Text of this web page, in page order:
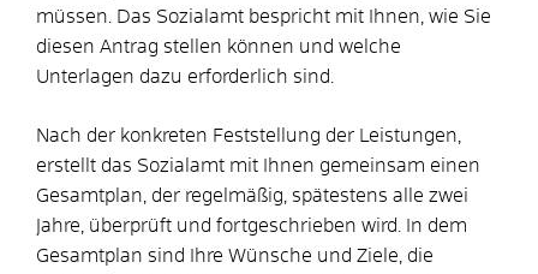
müssen. Das Sozialamt bespricht mit Ihnen, wie Sie
diesen Antrag stellen können und welche
Unterlagen dazu erforderlich sind.
Nach der konkreten Feststellung der Leistungen,
erstellt das Sozialamt mit Ihnen gemeinsam einen
Gesamtplan, der regelmäßig, spätestens alle zwei
Jahre, überprüft und fortgeschrieben wird. In dem
Gesamtplan sind Ihre Wünsche und Ziele, die